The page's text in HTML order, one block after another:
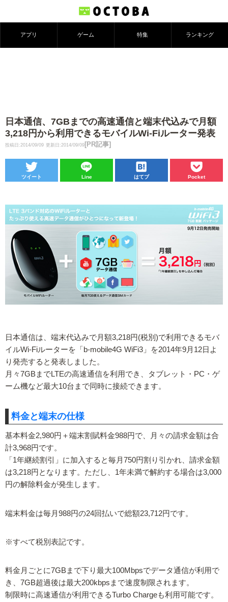
アプリ ゲーム 特集 ランキング
日本通信、7GBまでの高速通信と端末代込みで月額
3,218円から利用できるモバイルWi-Fiルーター発表
投稿日:2014/09/09 更新日:2014/09/09 [PR記事]
ツイート Line はてブ Pocket
日本通信は、端末代込みで月額3,218円(税別)で利用できるモバ
イルWi-Fiルーターを「b-mobile4G WiFi3」を2014年9月12日よ
り発売すると発表しました。
月々7GBまでLTEの高速通信を利用でき、タブレット・PC・ゲ
ーム機など最大10台まで同時に接続できます。
料金と端末の仕様
基本料金2,980円＋端末割賦料金988円で、月々の請求金額は合
計3,968円です。
「1年継続割引」に加入すると毎月750円割り引かれ、請求金額
は3,218円となります。ただし、1年未満で解約する場合は3,000
円の解除料金が発生します。
端末料金は毎月988円の24回払いで総額23,712円です。
※すべて税別表記です。
料金月ごとに7GBまで下り最大100Mbpsでデータ通信が利用で
き、7GB超過後は最大200kbpsまで速度制限されます。
制限時に高速通信が利用できるTurbo Chargeも利用可能です。